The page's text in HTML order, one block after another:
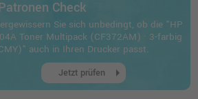
45,37 €
€
zzgl. Versand
Check
Sie sich unbedingt, ob die "HP
Toner Multipack (CF372AM) · 3-farbig
auch in Ihren Drucker passt.
Jetzt prüfen arrow_right